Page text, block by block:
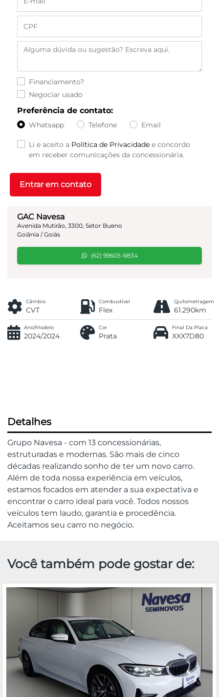
GAC Navesa
Avenida Mutirão, 3300, Setor Bueno
Goiânia / Goiás
(62) 99605-6834
Financiamento?
Negociar usado
Preferência de contato:
Whatsapp Telefone Email
Li e aceito a Política de Privacidade e concordo
em receber comunicações da concessionária.
Entrar em contato
Câmbio
CVT
Combustível
Flex
Quilometragem
61.290km
Ano/Modelo
2024/2024
Cor
Prata
Final Da Placa
XXX7D80
Detalhes
Grupo Navesa - com 13 concessionárias,
estruturadas e modernas. São mais de cinco
décadas realizando sonho de ter um novo carro.
Além de toda nossa experiência em veículos,
estamos focados em atender a sua expectativa e
encontrar o carro ideal para você. Todos nossos
veículos tem laudo, garantia e procedência.
Aceitamos seu carro no negócio.
Você também pode gostar de: